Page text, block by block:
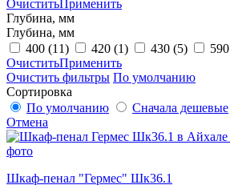
ОчиститьПрименить
Глубина, мм
Глубина, мм
400 (11) 420 (1) 430 (5) 590
ОчиститьПрименить
Очистить фильтры По умолчанию
Сортировка
По умолчанию
Сначала дешевые
Отмена
Шкаф-пенал "Гермес" Шк36.1